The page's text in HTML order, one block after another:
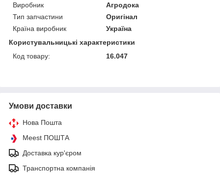
Виробник
Агродока
Тип запчастини
Оригінал
Країна виробник
Україна
Користувальницькі характеристики
Код товару:
16.047
Умови доставки
Нова Пошта
Meest ПОШТА
Доставка кур'єром
Транспортна компанія